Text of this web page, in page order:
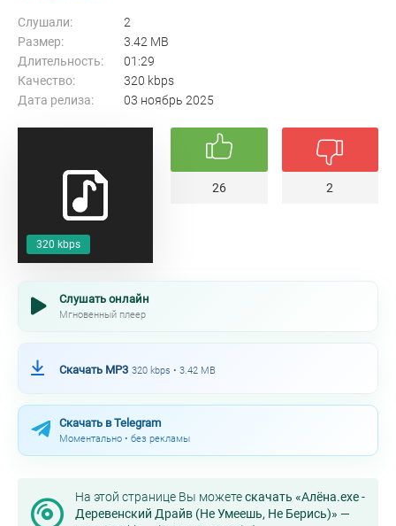
320 kbps
Слушали:
2
Размер:
3.42 MB
Длительность:
01:29
Качество:
320 kbps
Дата релиза:
03 ноябрь 2025
26 2
Слушать онлайн
Мгновенный плеер
Скачать MP3 320 kbps • 3.42 MB
Скачать в Telegram
Моментально • без рекламы
На этой странице Вы можетескачать «Алёна.exe -
Деревенский Драйв (Не Умеешь, Не Берись)» —